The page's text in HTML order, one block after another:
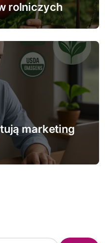
rolniczych
marketing